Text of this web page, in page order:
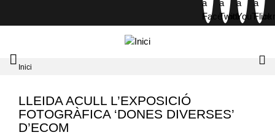
Mobile
menu
Inici
LLEIDA ACULL L’EXPOSICIÓ
FOTOGRÀFICA ‘DONES DIVERSES’
D’ECOM